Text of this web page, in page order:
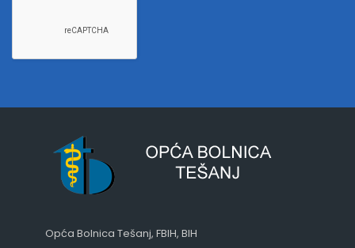
Opća Bolnica Tešanj, FBIH, BIH